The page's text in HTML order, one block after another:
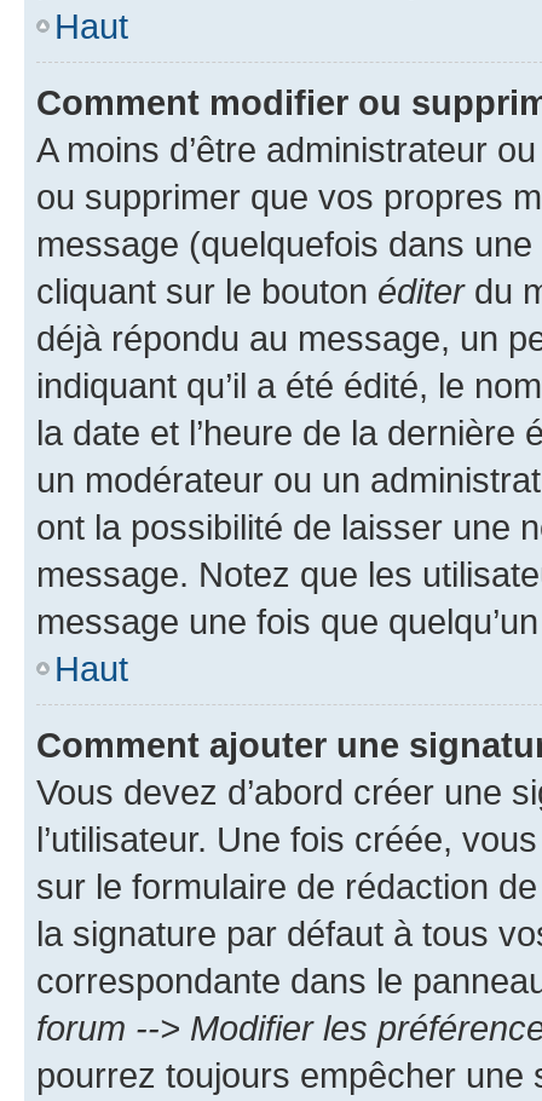
Haut
Comment modifier ou
A moins d’être administrateur
ou supprimer que vos propres
message (quelquefois dans
cliquant sur le bouton éditerdu
déjà répondu au message, un
indiquant qu’il a été édité, le
la date et l’heure de la dernière
un modérateur ou un
ont la possibilité de laisser une
message. Notez que les
message une fois que
Haut
Comment ajouter une
Vous devez d’abord créer une
l’utilisateur. Une fois créée,
sur le formulaire de rédaction
la signature par défaut à tous
correspondante dans le
forum --> Modifier les
pourrez toujours empêcher une